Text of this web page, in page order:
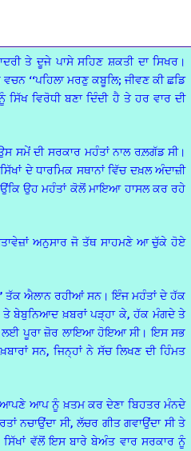
ਤੇ ਦੂਜੇ ਪਾਸੇ ਸਹਿਣ ਸ਼ਕਤੀ ਦਾ ਸਿਖਰ।
‘‘ਪਹਿਲਾ ਮਰਣੁ ਕਬੂਲਿ; ਜੀਵਣ ਕੀ ਛਡਿ
ਵਿਰੋਧੀ ਬਣਾ ਦਿੰਦੀ ਹੈ ਤੇ ਹਰ ਵਾਰ ਦੀ
ਸਮੇਂ ਦੀ ਸਰਕਾਰ ਮਹੰਤਾਂ ਨਾਲ ਰਲ਼ਗੱਡ ਸੀ।
ਦੇ ਧਾਰਮਿਕ ਸਥਾਨਾਂ ਵਿੱਚ ਦਖ਼ਲ ਅੰਦਾਜ਼ੀ
ਉਹ ਮਹੰਤਾਂ ਕੋਲੋਂ ਮਾਇਆ ਹਾਸਲ ਕਰ ਰਹੇ
ਅਨੁਸਾਰ ਜੋ ਤੱਥ ਸਾਹਮਣੇ ਆ ਚੁੱਕੇ ਹੋਏ
ਤੱਕ ਐਲਾਨ ਰਹੀਆਂ ਸਨ। ਇੰਜ ਮਹੰਤਾਂ ਦੇ ਹੱਕ
ਤੇ ਬੇਬੁਨਿਆਦ ਖ਼ਬਰਾਂ ਪੜ੍ਹਾ ਕੇ, ਹੱਕ ਮੰਗਦੇ ਤੇ
ਲਈ ਪੂਰਾ ਜ਼ੋਰ ਲਾਇਆ ਹੋਇਆ ਸੀ। ਇਸ ਸਭ
ਸਨ, ਜਿਨ੍ਹਾਂ ਨੇ ਸੱਚ ਲਿਖਣ ਦੀ ਹਿੰਮਤ
ਆਪ ਨੂੰ ਖ਼ਤਮ ਕਰ ਦੇਣਾ ਬਿਹਤਰ ਮੰਨਦੇ
ਨਚਾਉਂਦਾ ਸੀ, ਲੱਚਰ ਗੀਤ ਗਵਾਉਂਦਾ ਸੀ ਤੇ
ਵੱਲੋਂ ਇਸ ਬਾਰੇ ਬੇਅੰਤ ਵਾਰ ਸਰਕਾਰ ਨੂੰ